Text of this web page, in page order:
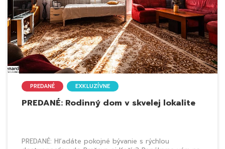
PREDANÉ EXKLUZÍVNE
PREDANÉ: Rodinný dom v skvelej lokalite
PREDANÉ: Hľadáte pokojné bývanie s rýchlou